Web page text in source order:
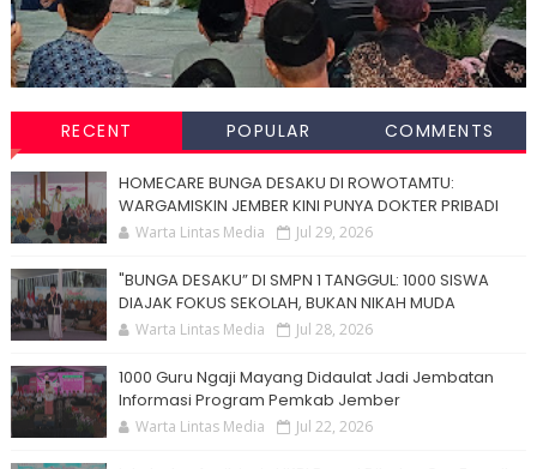
RECENT POPULAR COMMENTS
HOMECARE BUNGA DESAKU DI ROWOTAMTU:
WARGAMISKIN JEMBER KINI PUNYA DOKTER PRIBADI
Warta Lintas Media Jul 29, 2026
"BUNGA DESAKU” DI SMPN 1 TANGGUL: 1000 SISWA
DIAJAK FOKUS SEKOLAH, BUKAN NIKAH MUDA
Warta Lintas Media Jul 28, 2026
1000 Guru Ngaji Mayang Didaulat Jadi Jembatan
Informasi Program Pemkab Jember
Warta Lintas Media Jul 22, 2026